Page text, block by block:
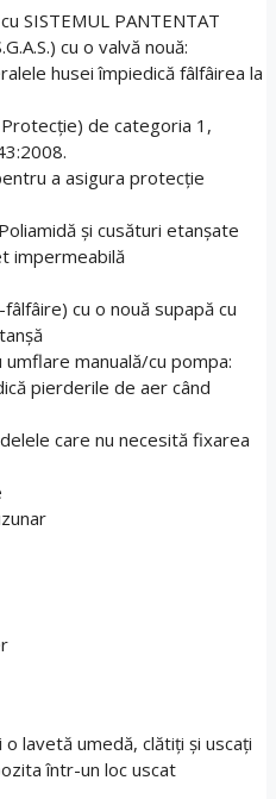
SISTEMUL PANTENTAT
cu o valvă nouă:
husei împiedică fâlfâirea la
de categoria 1,
a asigura protecție
și cusături etanșate
impermeabilă
cu o nouă supapă cu
umflare manuală/cu pompa:
pierderile de aer când
care nu necesită fixarea
lavetă umedă, clătiți și uscați
într-un loc uscat